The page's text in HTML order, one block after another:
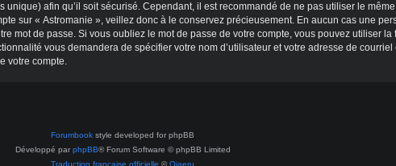
unique) afin qu’il soit sécurisé. Cependant, il est recommandé de ne pas utiliser le
sur « Astromanie », veillez donc à le conservez précieusement. En aucun cas une
mot de passe. Si vous oubliez le mot de passe de votre compte, vous pouvez utiliser
vous demandera de spécifier votre nom d’utilisateur et votre adresse de
votre compte.
Forumbook style developed for phpBB
Développé par phpBB® Forum Software © phpBB Limited
Traduction française officielle ©Qiaeru